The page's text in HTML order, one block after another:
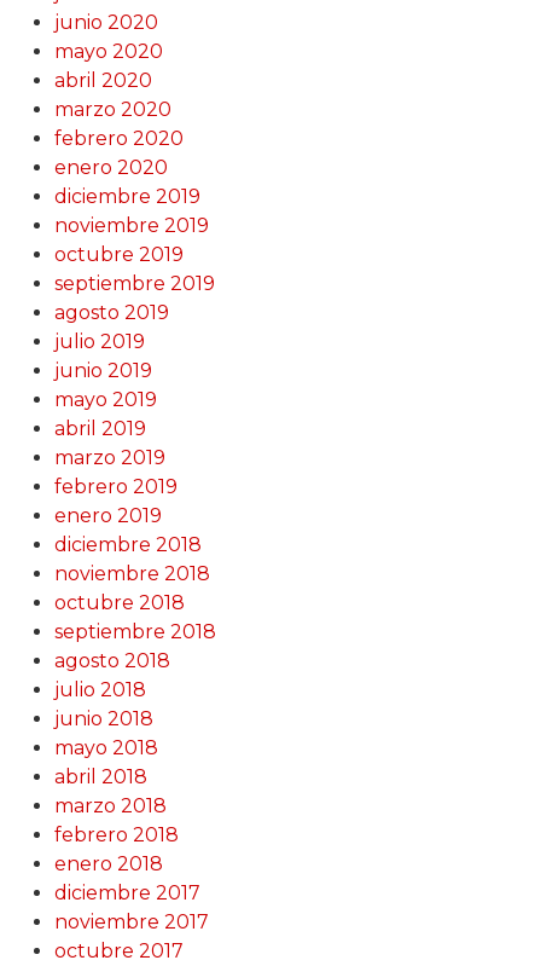
junio 2020
mayo 2020
abril 2020
marzo 2020
febrero 2020
enero 2020
diciembre 2019
noviembre 2019
octubre 2019
septiembre 2019
agosto 2019
julio 2019
junio 2019
mayo 2019
abril 2019
marzo 2019
febrero 2019
enero 2019
diciembre 2018
noviembre 2018
octubre 2018
septiembre 2018
agosto 2018
julio 2018
junio 2018
mayo 2018
abril 2018
marzo 2018
febrero 2018
enero 2018
diciembre 2017
noviembre 2017
octubre 2017